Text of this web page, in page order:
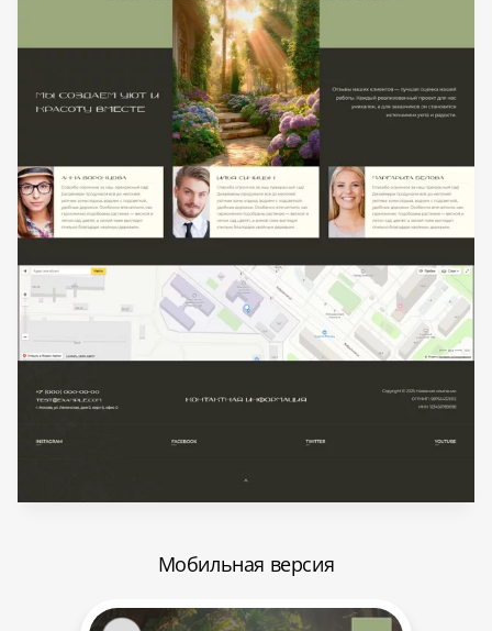
Мобильная версия